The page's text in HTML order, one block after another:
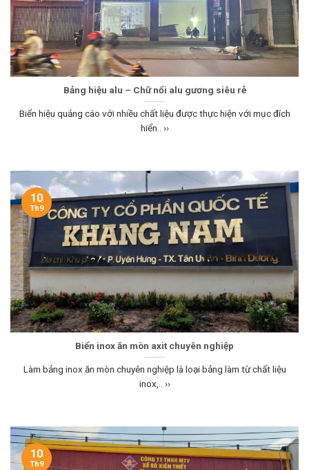
Bảng hiệu alu – Chữ nổi alu gương siêu rẻ
Biển hiệu quảng cáo với nhiều chất liệu được thực hiện với mục đích
hiển.. ››
Biển inox ăn mòn axit chuyên nghiệp
Làm bảng inox ăn mòn chuyên nghiệp là loại bảng làm từ chất liệu
inox,.. ››
10
Th9
10
Th9